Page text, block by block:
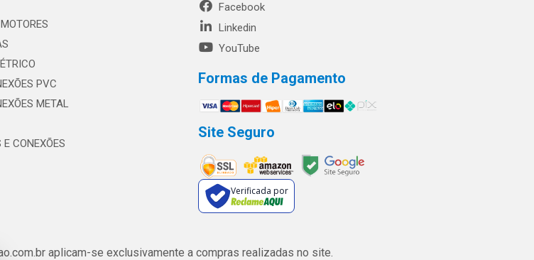
PVC
METAL
CONEXÕES
Facebook
Linkedin
YouTube
Formas de Pagamento
Site Seguro
Verificada por
aplicam-se exclusivamente a compras realizadas no site.